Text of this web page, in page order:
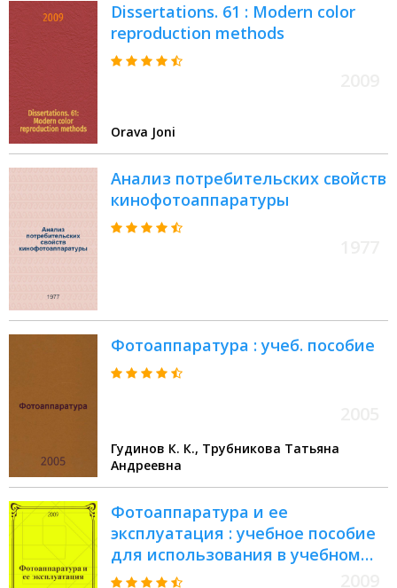
Dissertations. 61 : Modern color
reproduction methods
Orava Joni
Анализ потребительских свойств
кинофотоаппаратуры
Фотоаппаратура : учеб. пособие
Гудинов К. К., Трубникова Татьяна
Андреевна
Фотоаппаратура и ее
эксплуатация : учебное пособие
для использования в учебном
процессе образовательных